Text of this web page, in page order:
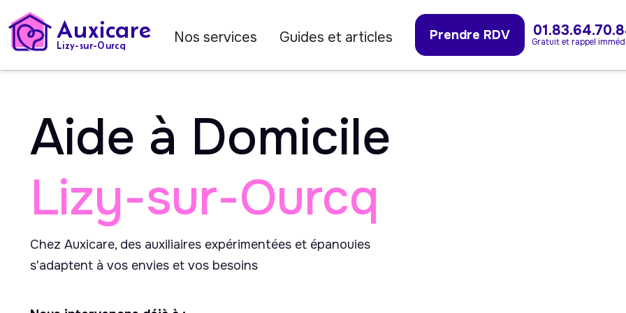
Auxicare
Lizy-sur-Ourcq Nos services Guides et articles Prendre RDV Gratuit et rappel
Aide à Domicile
Lizy-sur-Ourcq
Chez Auxicare, des auxiliaires expérimentées et épanouies
s'adaptent à vos envies et vos besoins